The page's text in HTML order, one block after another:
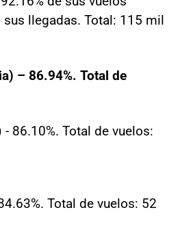
llegadas. Total: 115 mil
– 86.94%. Total de
86.10%. Total de vuelos:
Total de vuelos: 52